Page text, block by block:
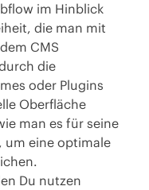
im Hinblick
die man mit
CMS
die
oder Plugins
Oberfläche
man es für seine
um eine optimale
Du nutzen